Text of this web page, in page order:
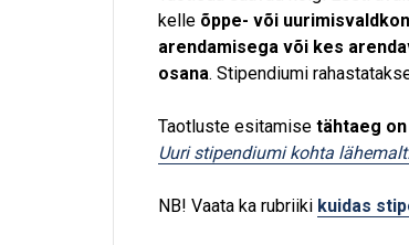
kelle õppe- või
arendamisega või kes
osana. Stipendiumi
Taotluste esitamise tähtaeg
Uuri stipendiumi kohta
NB! Vaata ka rubriiki kuidas